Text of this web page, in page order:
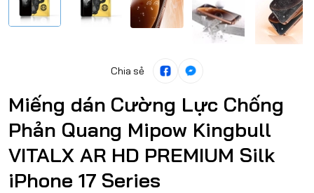
Chia sẻ
Miếng dán Cường Lực Chống
Phản Quang Mipow Kingbull
VITALX AR HD PREMIUM Silk
iPhone 17 Series